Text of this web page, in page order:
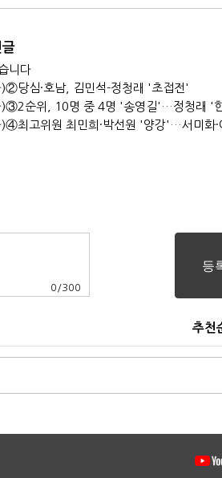
니다
당심·호남, 김민석-정청래 '초접전'
0 /300
추천